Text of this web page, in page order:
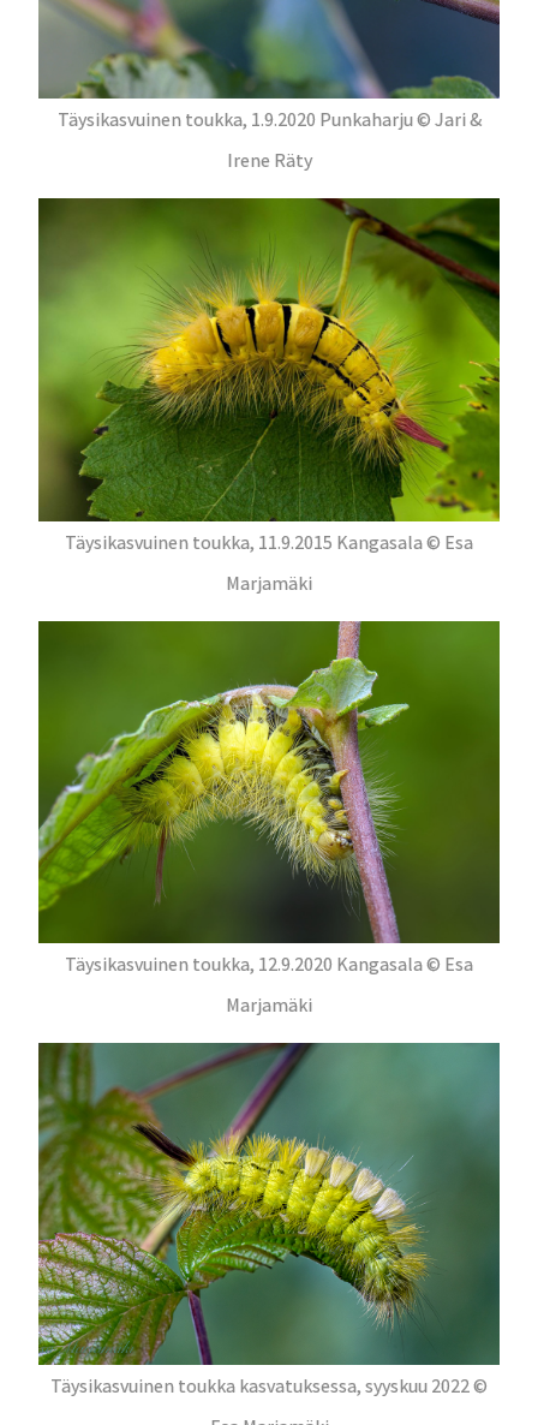
Täysikasvuinen toukka, 1.9.2020 Punkaharju © Jari &
Irene Räty
Täysikasvuinen toukka, 11.9.2015 Kangasala © Esa
Marjamäki
Täysikasvuinen toukka, 12.9.2020 Kangasala © Esa
Marjamäki
Täysikasvuinen toukka kasvatuksessa, syyskuu 2022 ©